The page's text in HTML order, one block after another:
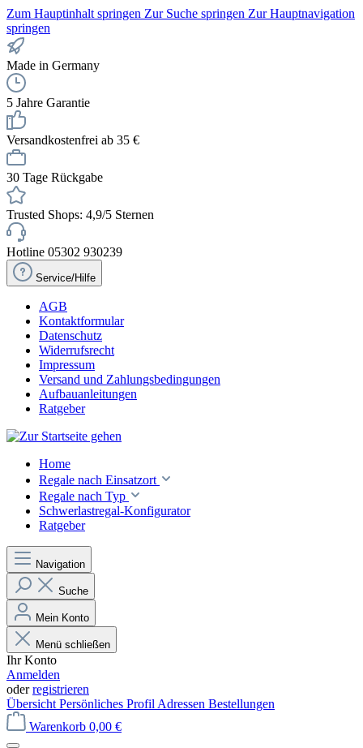
Zum Hauptinhalt springen Zur Suche springen Zur Hauptnavigation
springen
Made in Germany
5 Jahre Garantie
Versandkostenfrei ab 35 €
30 Tage Rückgabe
Trusted Shops: 4,9/5 Sternen
Hotline 05302 930239
Service/Hilfe
AGB
Kontaktformular
Datenschutz
Widerrufsrecht
Impressum
Versand und Zahlungsbedingungen
Aufbauanleitungen
Ratgeber
Home
Regale nach Einsatzort
Regale nach Typ
Schwerlastregal-Konfigurator
Ratgeber
Navigation
Suche
Mein Konto
Menü schließen
Ihr Konto
Anmelden
oderregistrieren
Übersicht Persönliches Profil Adressen Bestellungen
Warenkorb 0,00 €